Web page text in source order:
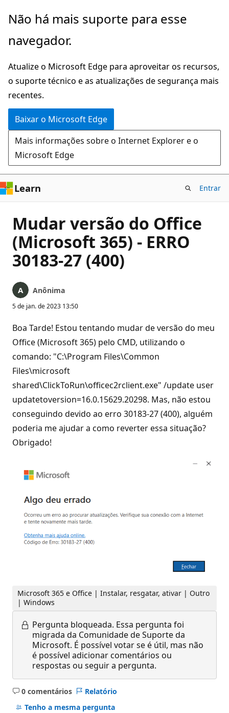
Pular
o
principal
Não há mais suporte para esse
navegador.
Atualize o Microsoft Edge para aproveitar os recursos,
o suporte técnico e as atualizações de segurança mais
recentes.
Baixar o Microsoft Edge
Mais informações sobre o Internet Explorer e o
Microsoft Edge
Learn Entrar
Mudar versão do Office
(Microsoft 365) - ERRO
30183-27 (400)
Anônima
5 de jan. de 2023 13:50
Boa Tarde! Estou tentando mudar de versão do meu
Office (Microsoft 365) pelo CMD, utilizando o
comando: "C:\Program Files\Common
Files\microsoft
shared\ClickToRun\officec2rclient.exe" /update user
updatetoversion=16.0.15629.20298. Mas, não estou
conseguindo devido ao erro 30183-27 (400), alguém
poderia me ajudar a como reverter essa situação?
Obrigado!
Microsoft 365 e Office | Instalar, resgatar, ativar | Outro
| Windows
Pergunta bloqueada. Essa pergunta foi
migrada da Comunidade de Suporte da
Microsoft. É possível votar se é útil, mas não
é possível adicionar comentários ou
respostas ou seguir a pergunta.
0 comentários
Sem
comentários
Relatório
Tenho a mesma pergunta